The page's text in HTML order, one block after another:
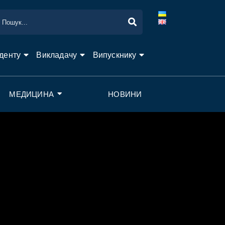
Викладачу Випускнику
МЕДИЦИНА НОВИНИ